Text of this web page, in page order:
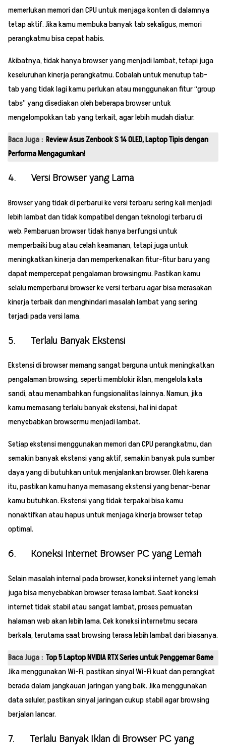
memerlukan memori dan CPU untuk menjaga konten di dalamnya
tetap aktif. Jika kamu membuka banyak tab sekaligus, memori
perangkatmu bisa cepat habis.
Akibatnya, tidak hanya browser yang menjadi lambat, tetapi juga
keseluruhan kinerja perangkatmu. Cobalah untuk menutup tab-
tab yang tidak lagi kamu perlukan atau menggunakan fitur “group
tabs” yang disediakan oleh beberapa browser untuk
mengelompokkan tab yang terkait, agar lebih mudah diatur.
Baca Juga : Review Asus Zenbook S 14 OLED, Laptop Tipis dengan
Performa Mengagumkan!
4. Versi Browser yang Lama
Browser yang tidak di perbarui ke versi terbaru sering kali menjadi
lebih lambat dan tidak kompatibel dengan teknologi terbaru di
web. Pembaruan browser tidak hanya berfungsi untuk
memperbaiki bug atau celah keamanan, tetapi juga untuk
meningkatkan kinerja dan memperkenalkan fitur-fitur baru yang
dapat mempercepat pengalaman browsingmu. Pastikan kamu
selalu memperbarui browser ke versi terbaru agar bisa merasakan
kinerja terbaik dan menghindari masalah lambat yang sering
terjadi pada versi lama.
5. Terlalu Banyak Ekstensi
Ekstensi di browser memang sangat berguna untuk meningkatkan
pengalaman browsing, seperti memblokir iklan, mengelola kata
sandi, atau menambahkan fungsionalitas lainnya. Namun, jika
kamu memasang terlalu banyak ekstensi, hal ini dapat
menyebabkan browsermu menjadi lambat.
Setiap ekstensi menggunakan memori dan CPU perangkatmu, dan
semakin banyak ekstensi yang aktif, semakin banyak pula sumber
daya yang di butuhkan untuk menjalankan browser. Oleh karena
itu, pastikan kamu hanya memasang ekstensi yang benar-benar
kamu butuhkan. Ekstensi yang tidak terpakai bisa kamu
nonaktifkan atau hapus untuk menjaga kinerja browser tetap
optimal.
6. Koneksi Internet Browser PC yang Lemah
Selain masalah internal pada browser, koneksi internet yang lemah
juga bisa menyebabkan browser terasa lambat. Saat koneksi
internet tidak stabil atau sangat lambat, proses pemuatan
halaman web akan lebih lama. Cek koneksi internetmu secara
berkala, terutama saat browsing terasa lebih lambat dari biasanya.
Baca Juga : Top 5 Laptop NVIDIA RTX Series untuk Penggemar Game
Jika menggunakan Wi-Fi, pastikan sinyal Wi-Fi kuat dan perangkat
berada dalam jangkauan jaringan yang baik. Jika menggunakan
data seluler, pastikan sinyal jaringan cukup stabil agar browsing
berjalan lancar.
7. Terlalu Banyak Iklan di Browser PC yang